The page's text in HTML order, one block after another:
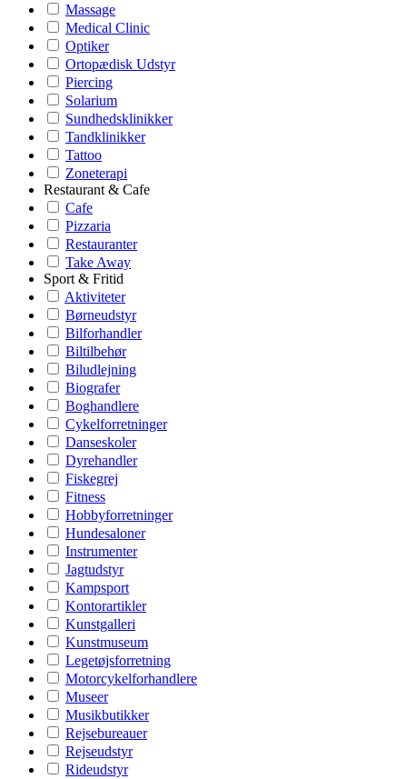
Massage
Medical Clinic
Optiker
Ortopædisk Udstyr
Piercing
Solarium
Sundhedsklinikker
Tandklinikker
Tattoo
Zoneterapi
Restaurant & Cafe
Cafe
Pizzaria
Restauranter
Take Away
Sport & Fritid
Aktiviteter
Børneudstyr
Bilforhandler
Biltilbehør
Biludlejning
Biografer
Boghandlere
Cykelforretninger
Danseskoler
Dyrehandler
Fiskegrej
Fitness
Hobbyforretninger
Hundesaloner
Instrumenter
Jagtudstyr
Kampsport
Kontorartikler
Kunstgalleri
Kunstmuseum
Legetøjsforretning
Motorcykelforhandlere
Museer
Musikbutikker
Rejsebureauer
Rejseudstyr
Rideudstyr